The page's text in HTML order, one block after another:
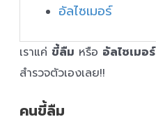
อัลไซเมอร์
เราแค่ ขี้ลืม หรือ อัลไซเมอร์
สำรวจตัวเองเลย!!
คนขี้ลืม